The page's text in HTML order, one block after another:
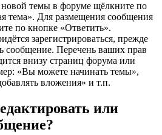
новой темы в форуме щёлкните по
тема». Для размещения сообщения
по кнопке «Ответить».
зарегистрироваться, прежде
сообщение. Перечень ваших прав
внизу страниц форума или
«Вы можете начинать темы»,
вложения» и т.п.
или